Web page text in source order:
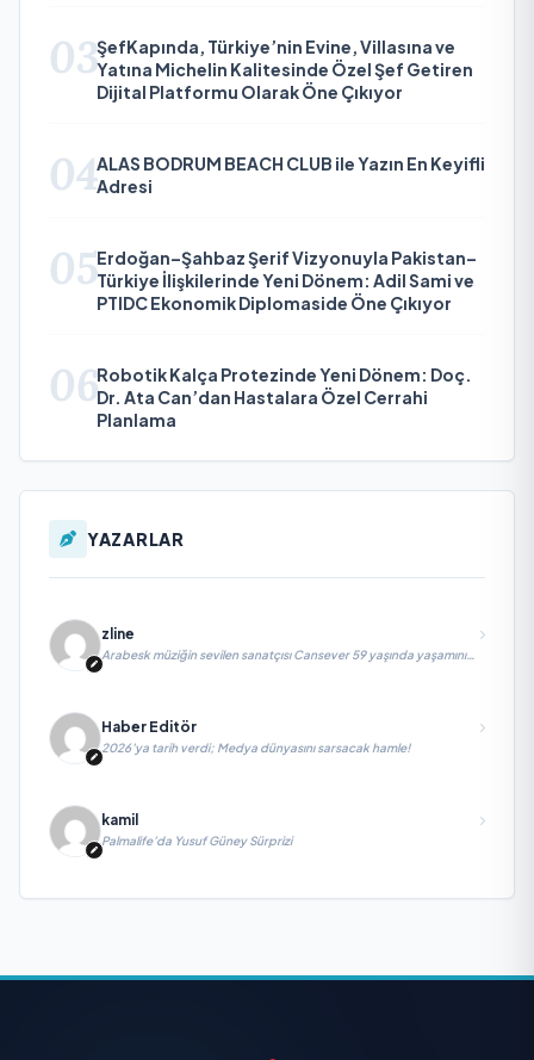
03ŞefKapında, Türkiye’nin Evine, Villasına ve
Yatına Michelin Kalitesinde Özel Şef Getiren
Dijital Platformu Olarak Öne Çıkıyor
04ALAS BODRUM BEACH CLUB ile Yazın En Keyifli
Adresi
05Erdoğan–Şahbaz Şerif Vizyonuyla Pakistan–
Türkiye İlişkilerinde Yeni Dönem: Adil Sami ve
PTIDC Ekonomik Diplomaside Öne Çıkıyor
06Robotik Kalça Protezinde Yeni Dönem: Doç.
Dr. Ata Can’dan Hastalara Özel Cerrahi
Planlama
YAZARLAR
zline
Arabesk müziğin sevilen sanatçısı Cansever 59 yaşında yaşamını
Haber Editör
2026’ya tarih verdi; Medya dünyasını sarsacak hamle!
kamil
Palmalife’da Yusuf Güney Sürprizi